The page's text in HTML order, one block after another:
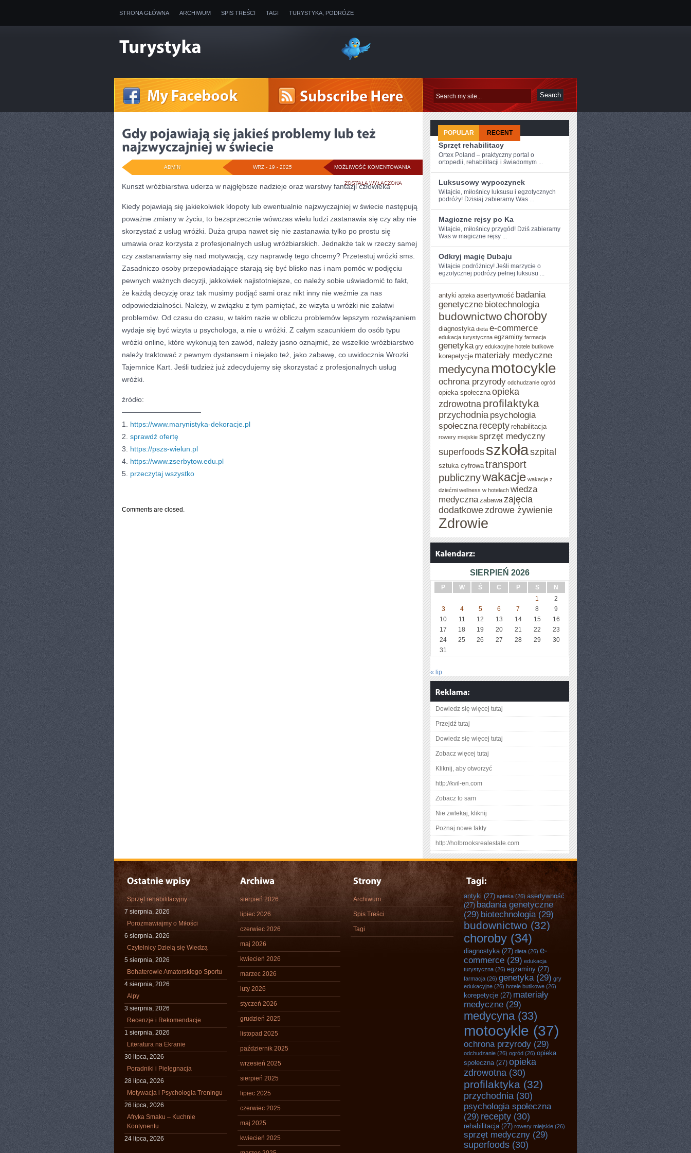
STRONA GŁÓWNA ARCHIWUM SPIS TREŚCI TAGI TURYSTYKA, PODRÓŻE
MOŻLIWOŚĆ KOMENTOWANIA
POJAWIAJĄ
JAKIEŚ
PROBLEMY
LUB
TEŻ
NAJZWYCZAJNIEJ
ŚWIECIE
ZOSTAŁA WYŁĄCZONA
WRZ - 19 - 2025
ADMIN
Kunszt wróżbiarstwa uderza w najgłębsze nadzieje oraz warstwy fantazji człowieka
Kiedy pojawiają się jakiekolwiek kłopoty lub ewentualnie najzwyczajniej w świecie następują
poważne zmiany w życiu, to bezsprzecznie wówczas wielu ludzi zastanawia się czy aby nie
skorzystać z usług wróżki. Duża grupa nawet się nie zastanawia tylko po prostu się
umawia oraz korzysta z profesjonalnych usług wróżbiarskich. Jednakże tak w rzeczy samej
czy zastanawiamy się nad motywacją, czy naprawdę tego chcemy? Przetestuj wrózki sms.
Zasadniczo osoby przepowiadające starają się być blisko nas i nam pomóc w podjęciu
pewnych ważnych decyzji, jakkolwiek najistotniejsze, co należy sobie uświadomić to fakt,
że każdą decyzję oraz tak musimy podjąć sami oraz nikt inny nie weźmie za nas
odpowiedzialności. Należy, w związku z tym pamiętać, że wizyta u wróżki nie załatwi
problemów. Od czasu do czasu, w takim razie w obliczu problemów lepszym rozwiązaniem
wydaje się być wizyta u psychologa, a nie u wróżki. Z całym szacunkiem do osób typu
wróżki online, które wykonują ten zawód, należy jasno oznajmić, że wszelkie wróżbiarstwo
należy traktować z pewnym dystansem i niejako też, jako zabawę, co uwidocznia Wrozki
Tajemnice Kart. Jeśli tudzież już zdecydujemy się skorzystać z profesjonalnych usług
wróżki.
źródło:
———————————
1. https://www.marynistyka-dekoracje.pl
2. sprawdź ofertę
3. https://pszs-wielun.pl
4. https://www.zserbytow.edu.pl
5. przeczytaj wszystko
Comments are closed.
POPULAR RECENT
Sprzęt rehabilitacy
Ortex Poland – praktyczny portal o
ortopedii, rehabilitacji i świadomym ...
Luksusowy wypoczynek
Witajcie,‍ miłośnicy luksusu i egzotycznych
podróży! Dzisiaj zabieramy Was ...
Magiczne rejsy po Ka
Witajcie, miłośnicy przygód! Dziś zabieramy
Was w ⁤magiczne rejsy⁤ ...
Odkryj magię Dubaju
Witajcie podróżnicy! Jeśli​ marzycie o
egzotycznej podróży pełnej luksusu ...
antyki apteka asertywność badania
genetyczne biotechnologia
budownictwo choroby
diagnostyka dieta e-commerce
edukacja turystyczna egzaminy farmacja
genetyka gry edukacyjne hotele butikowe
korepetycje materiały medyczne
medycyna motocykle
ochrona przyrody odchudzanie ogród
opieka społeczna opieka
zdrowotna profilaktyka
przychodnia psychologia
społeczna recepty rehabilitacja
rowery miejskie sprzęt medyczny
superfoods szkołaszpital
sztuka cyfrowa transport
publicznywakacje wakacje z
dziećmi wellness w hotelach wiedza
medyczna zabawa zajęcia
dodatkowezdrowe żywienie
Zdrowie
SIERPIEŃ 2026
P W Ś C P S
N
1
2
3
4 5 6 7 8
9
10
11 12 13 14 15
16
17
18 19 20 21 22
23
24
25 26 27 28 29
30
31
« lip
Dowiedz się więcej tutaj
Przejdź tutaj
Dowiedz się więcej tutaj
Zobacz więcej tutaj
Kliknij, aby otworzyć
http://kvil-en.com
Zobacz to sam
Nie zwlekaj, kliknij
Poznaj nowe fakty
http://holbrooksrealestate.com
Sprzęt rehabilitacyjny
7 sierpnia, 2026
Porozmawiajmy o Miłości
6 sierpnia, 2026
Czytelnicy Dzielą się Wiedzą
5 sierpnia, 2026
Bohaterowie Amatorskiego Sportu
4 sierpnia, 2026
Alpy
3 sierpnia, 2026
Recenzje i Rekomendacje
1 sierpnia, 2026
Literatura na Ekranie
30 lipca, 2026
Poradniki i Pielęgnacja
28 lipca, 2026
Motywacja i Psychologia Treningu
26 lipca, 2026
Afryka Smaku – Kuchnie
Kontynentu
24 lipca, 2026
sierpień 2026
lipiec 2026
czerwiec 2026
maj 2026
kwiecień 2026
marzec 2026
luty 2026
styczeń 2026
grudzień 2025
listopad 2025
październik 2025
wrzesień 2025
sierpień 2025
lipiec 2025
czerwiec 2025
maj 2025
kwiecień 2025
Archiwum
Spis Treści
Tagi
antyki (27) apteka (26) asertywność
(27) badania genetyczne
(29) biotechnologia (29)
budownictwo (32)
choroby (34)
diagnostyka(27) dieta (26) e-
commerce (29) edukacja
turystyczna (26) egzaminy (27)
farmacja (26) genetyka (29) gry
edukacyjne (26) hotele butikowe (26)
korepetycje (27) materiały
medyczne (29)
medycyna(33)
motocykle (37)
ochrona przyrody (29)
odchudzanie (26) ogród (26) opieka
społeczna(27) opieka
zdrowotna (30)
profilaktyka (32)
przychodnia (30)
psychologia społeczna
(29) recepty (30)
rehabilitacja(27) rowery miejskie (26)
sprzęt medyczny (29)
superfoods (30)